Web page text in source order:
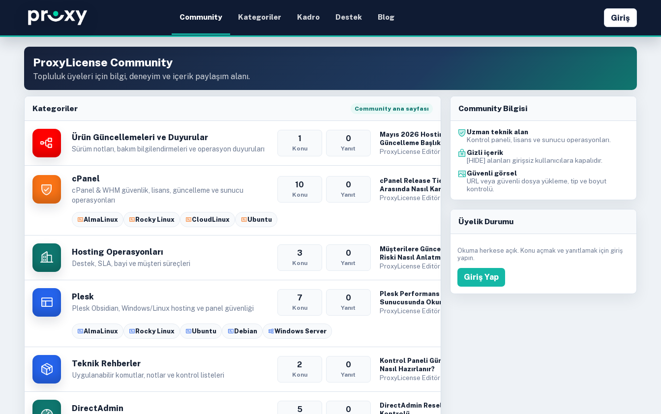
Community Kategoriler Kadro Destek Blog Giriş
ProxyLicense Community
Topluluk üyeleri için bilgi, deneyim ve içerik paylaşım alanı.
Kategoriler Community ana sayfası
Ürün Güncellemeleri ve Duyurular
Sürüm notları, bakım bilgilendirmeleri ve operasyon duyuruları
1
Konu
0
Yanıt
Mayıs 2026 Hosting Ürünlerinde Takip Edilecek
Güncelleme Başlıkları
ProxyLicense Editör · 09.05.2026 20:18
cPanel
cPanel & WHM güvenlik, lisans, güncelleme ve sunucu
operasyonları
10
Konu
0
Yanıt
cPanel Release Tier Seçimi: Stable, Release ve LTS
Arasında Nasıl Karar Verilir?
ProxyLicense Editör · 09.05.2026 20:18
AlmaLinux Rocky Linux CloudLinux Ubuntu
Hosting Operasyonları
Destek, SLA, bayi ve müşteri süreçleri
3
Konu
0
Yanıt
Müşterilere Güncelleme Duyurusu Yazarken Teknik
Riski Nasıl Anlatmalı?
ProxyLicense Editör · 09.05.2026 20:18
Plesk
Plesk Obsidian, Windows/Linux hosting ve panel güvenliği
7
Konu
0
Yanıt
Plesk Performans Booster Tavsiyelerini Üretim
Sunucusunda Okuma Rehberi
ProxyLicense Editör · 09.05.2026 20:18
AlmaLinux Rocky Linux Ubuntu Debian Windows Server
Teknik Rehberler
Uygulanabilir komutlar, notlar ve kontrol listeleri
2
Konu
0
Yanıt
Kontrol Paneli Güncellemelerinde Rollback Planı
Nasıl Hazırlanır?
ProxyLicense Editör · 09.05.2026 20:18
DirectAdmin 5 0
DirectAdmin Reseller Menü Temizliği Sonrası Yetki
Community Bilgisi
Uzman teknik alan
Kontrol paneli, lisans ve sunucu operasyonları.
Gizli içerik
[HIDE] alanları girişsiz kullanıcılara kapalıdır.
Güvenli görsel
URL veya güvenli dosya yükleme, tip ve boyut
kontrolü.
Üyelik Durumu
Okuma herkese açık. Konu açmak ve yanıtlamak için giriş
yapın.
Giriş Yap